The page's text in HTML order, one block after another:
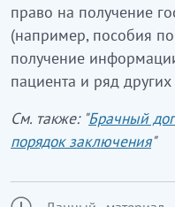
право на получение
(например, пособия
получение
пациента и ряд
См. также: "Брачный
порядок заключения"